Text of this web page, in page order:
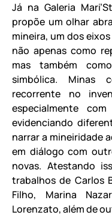
Já na Galeria
propõe um olhar
mineira, um dos
não apenas como
mas também
simbólica. Minas
recorrente no
especialmente
evidenciando
narrar a mineiridade
em diálogo com
novas. Atestando
trabalhos de Carlos
Filho, Marina
Lorenzato, além de